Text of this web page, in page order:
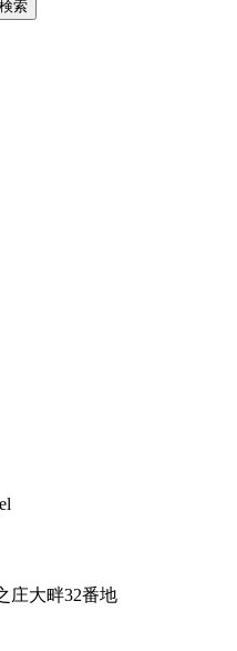
庄大畔32番地